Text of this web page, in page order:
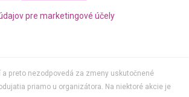
pre marketingové účely
preto nezodpovedá za zmeny uskutočnené
priamo u organizátora. Na niektoré akcie je